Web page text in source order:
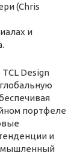
(Chris
и
Design
портфеле
и